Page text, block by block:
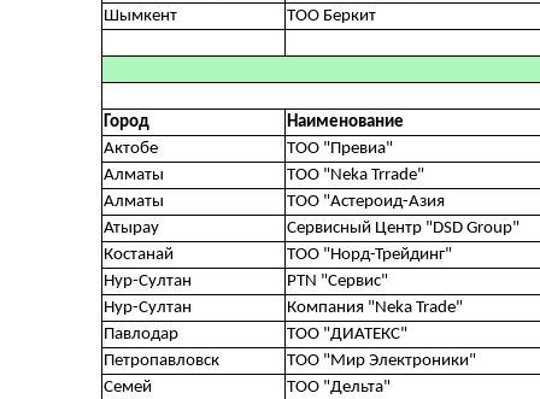
Шымкент
ТОО Беркит
Город
Наименование
Актобе
ТОО "Превиа"
Алматы
TOO "Neka Trrade"
Алматы
ТОО "Астероид-Азия
Атырау
Сервисный Центр "DSD Group"
Костанай
ТОО "Норд-Трейдинг"
Нур-Султан
PTN "Cервис"
Нур-Султан
Компания "Neka Trade"
Павлодар
ТОО "ДИАТЕКС"
Петропавловск
ТОО "Мир Электроники"
Семей
ТОО "Дельта"